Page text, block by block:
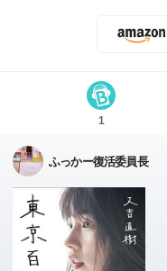
1
ふっかー復活委員長